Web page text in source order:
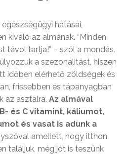
hatásai,
kiváló az almának. “Minden
távol tartja!” – szól a mondás.
a szezonalitást, hiszen
időben elérhető zöldségek és
frissebben és tápanyagban
az asztalra. Az almával
és C vitamint, káliumot,
és vasat is adunk a
amellett, hogy itthon
találjuk, még jót is teszünk